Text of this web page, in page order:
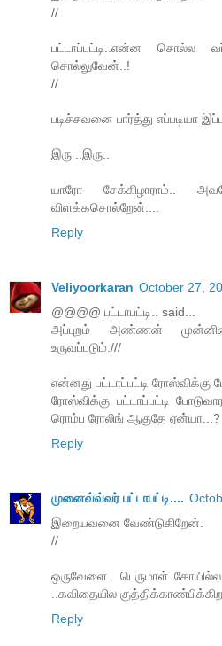
//
பட்டாப்பட்டி..என்ன சொல்ல
சொல்லுவேன்..!
//
படிச்சவனை பார்த்து எப்படியா
இரு ..இரு..
யாரோ சேக்கிழாராம்..
விளக்கசொல்றேன்....
Reply
Veliyoorkaran October 27,
@@@@ பட்டாபட்டி.. said...
அப்புறம் அண்ணன்
உருவப்படும்.///
என்னது பட்டாப்பட்டி ரோஸ்விக்கு
ரோஸ்விக்கு பட்டாப்பட்டி
ரொம்ப ரோலிங் ஆகுதே ஏன்யா...?
Reply
முனைவ்வ்வர் பட்டாபட்டி....
இறையவனை வேண்டுகிறேன்.
//
ஒருவேளை.. பெருமாள்
..கவிதையில
Reply